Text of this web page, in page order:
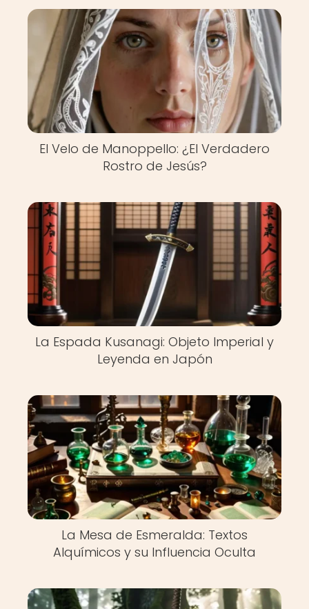
El Velo de Manoppello: ¿El Verdadero
Rostro de Jesús?
La Espada Kusanagi: Objeto Imperial y
Leyenda en Japón
La Mesa de Esmeralda: Textos
Alquímicos y su Influencia Oculta